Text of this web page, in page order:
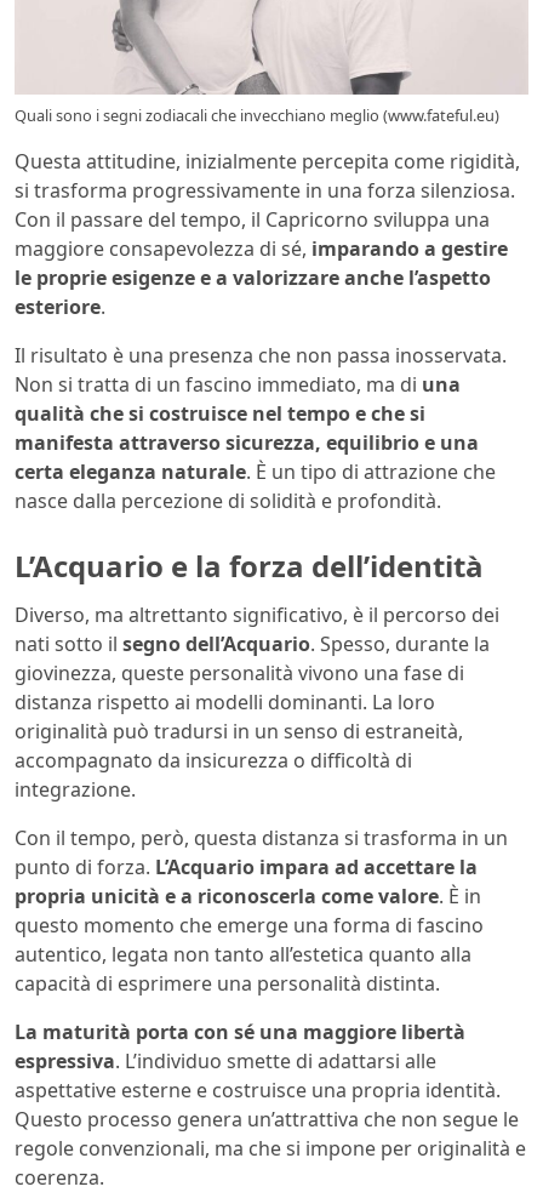
Quali sono i segni zodiacali che invecchiano meglio (www.fateful.eu)
Questa attitudine, inizialmente percepita come rigidità,
si trasforma progressivamente in una forza silenziosa.
Con il passare del tempo, il Capricorno sviluppa una
maggiore consapevolezza di sé, imparando a gestire
le proprie esigenze e a valorizzare anche l’aspetto
esteriore.
Il risultato è una presenza che non passa inosservata.
Non si tratta di un fascino immediato, ma di una
qualità che si costruisce nel tempo e che si
manifesta attraverso sicurezza, equilibrio e una
certa eleganza naturale. È un tipo di attrazione che
nasce dalla percezione di solidità e profondità.
L’Acquario e la forza dell’identità
Diverso, ma altrettanto significativo, è il percorso dei
nati sotto il segno dell’Acquario. Spesso, durante la
giovinezza, queste personalità vivono una fase di
distanza rispetto ai modelli dominanti. La loro
originalità può tradursi in un senso di estraneità,
accompagnato da insicurezza o difficoltà di
integrazione.
Con il tempo, però, questa distanza si trasforma in un
punto di forza. L’Acquario impara ad accettare la
propria unicità e a riconoscerla come valore. È in
questo momento che emerge una forma di fascino
autentico, legata non tanto all’estetica quanto alla
capacità di esprimere una personalità distinta.
La maturità porta con sé una maggiore libertà
espressiva. L’individuo smette di adattarsi alle
aspettative esterne e costruisce una propria identità.
Questo processo genera un’attrattiva che non segue le
regole convenzionali, ma che si impone per originalità e
coerenza.